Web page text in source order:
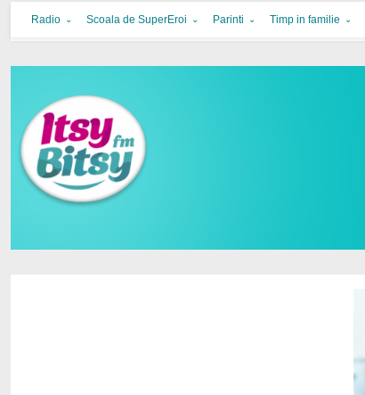
Itsy Bitsy
bucurie in familie
Radio Scoala de SuperEroi Parinti Timp in familie